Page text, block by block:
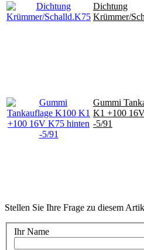
Dichtung
Krümmer/
Gummi
K1 +100
-5/91
Stellen Sie Ihre Frage zu diesem
Ihr Name